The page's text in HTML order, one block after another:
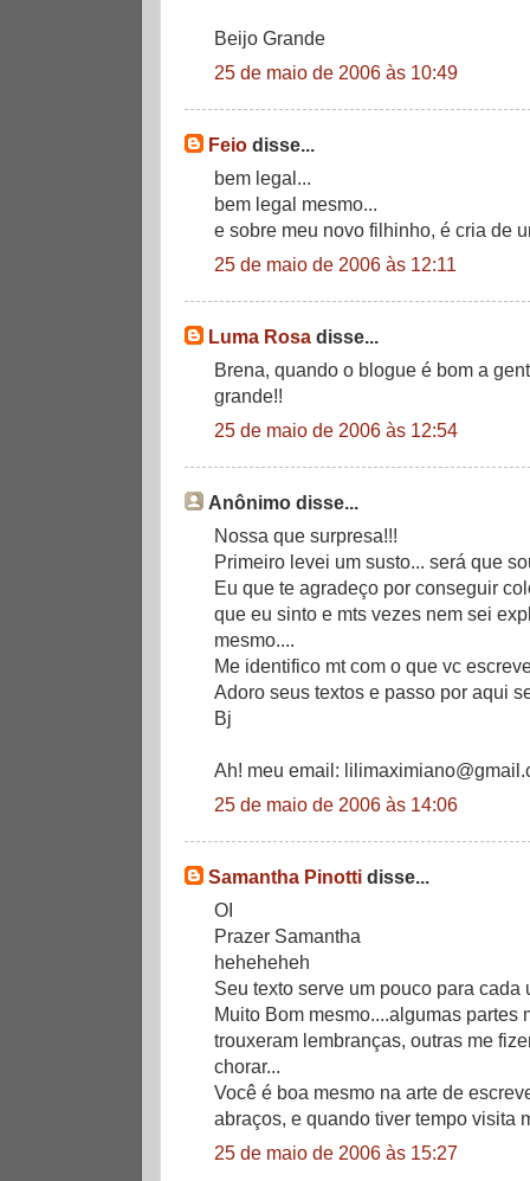
Beijo Grande
25 de maio de 2006 às 10:49
Feio disse...
bem legal...
bem legal mesmo...
e sobre meu novo filhinho, é cria de
25 de maio de 2006 às 12:11
Luma Rosa disse...
Brena, quando o blogue é bom a
grande!!
25 de maio de 2006 às 12:54
Anônimo disse...
Nossa que surpresa!!!
Primeiro levei um susto... será que
Eu que te agradeço por conseguir
que eu sinto e mts vezes nem sei
mesmo....
Me identifico mt com o que vc
Adoro seus textos e passo por aqui
Bj
Ah! meu email:
25 de maio de 2006 às 14:06
Samantha Pinotti disse...
OI
Prazer Samantha
heheheheh
Seu texto serve um pouco para
Muito Bom mesmo....algumas partes
trouxeram lembranças, outras me
chorar...
Você é boa mesmo na arte de
abraços, e quando tiver tempo visita
25 de maio de 2006 às 15:27